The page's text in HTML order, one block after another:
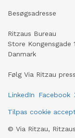
Besøgsadresse
Ritzaus Bureau
Store Kongensgade
Danmark
Følg Via Ritzau
LinkedIn Facebook
Tilpas cookie
© Via Ritzau,